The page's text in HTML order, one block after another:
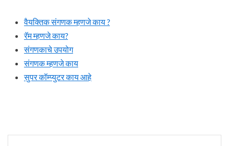
वैयक्तिक संगणक म्हणजे काय ?
रॅम म्हणजे काय?
संगणकाचे उपयोग
संगणक म्हणजे काय
सुपर कॉम्प्युटर काय आहे